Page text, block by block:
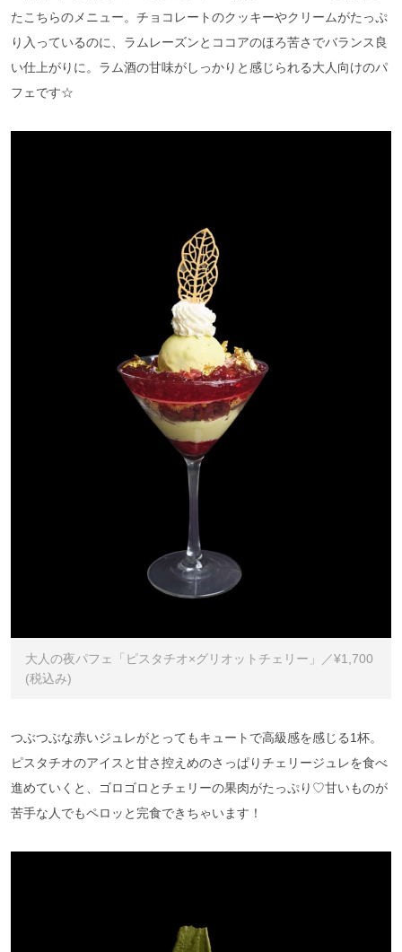
たこちらのメニュー。チョコレートのクッキーやクリームがたっぷ
り入っているのに、ラムレーズンとココアのほろ苦さでバランス良
い仕上がりに。ラム酒の甘味がしっかりと感じられる大人向けのパ
フェです☆
大人の夜パフェ「ピスタチオ×グリオットチェリー」／¥1,700
(税込み)
つぶつぶな赤いジュレがとってもキュートで高級感を感じる1杯。
ピスタチオのアイスと甘さ控えめのさっぱりチェリージュレを食べ
進めていくと、ゴロゴロとチェリーの果肉がたっぷり♡甘いものが
苦手な人でもペロッと完食できちゃいます！